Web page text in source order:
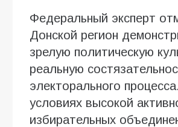
Федеральный эксперт
Донской регион
зрелую политическую
реальную
электорального
условиях высокой
избирательных